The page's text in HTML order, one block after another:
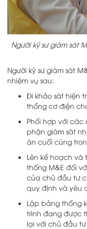
Người kỹ sư giám sát
Người kỹ sư giám sát
nhiệm vụ sau:
Đi khảo sát hiện
thống cơ điện
Phối hợp với
phận giám sát
án cuối cùng
Lên kế hoạch
thống M&E đối
của chủ đầu tư
quy định và yêu
Lập bảng thống
trình đang được
lại với chủ đầu